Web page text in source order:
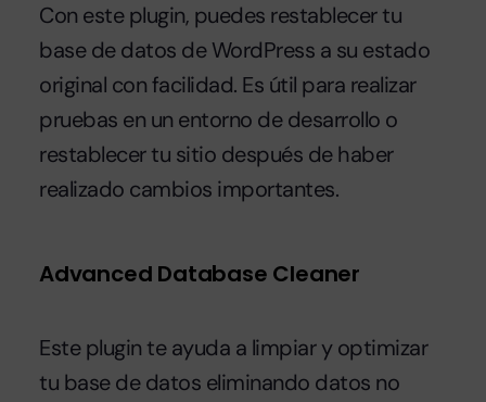
Con este plugin, puedes restablecer tu
base de datos de WordPress a su estado
original con facilidad. Es útil para realizar
pruebas en un entorno de desarrollo o
restablecer tu sitio después de haber
realizado cambios importantes.
Advanced Database Cleaner
Este plugin te ayuda a limpiar y optimizar
tu base de datos eliminando datos no